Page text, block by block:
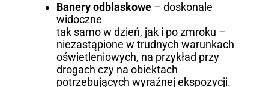
Banery odblaskowe– doskonale
widoczne
tak samo w dzień, jak i po zmroku –
niezastąpione w trudnych warunkach
oświetleniowych, na przykład przy
drogach czy na obiektach
potrzebujących wyraźnej ekspozycji.